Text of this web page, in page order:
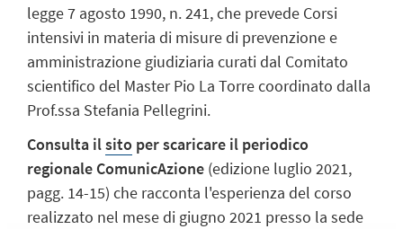
legge 7 agosto 1990, n. 241, che prevede Corsi
intensivi in materia di misure di prevenzione e
amministrazione giudiziaria curati dal Comitato
scientifico del Master Pio La Torre coordinato dalla
Prof.ssa Stefania Pellegrini.
Consulta ilsito per scaricare il periodico
regionale ComunicAzione (edizione luglio 2021,
pagg. 14-15) che racconta l'esperienza del corso
realizzato nel mese di giugno 2021 presso la sede